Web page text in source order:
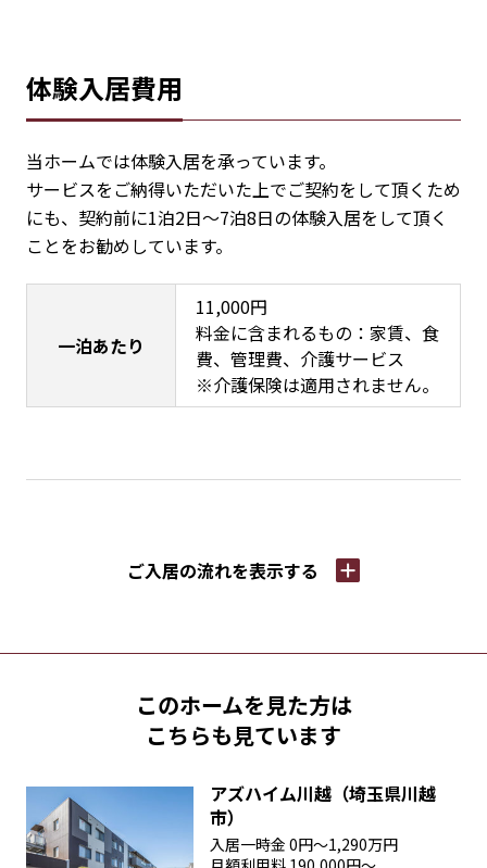
体験入居費用
当ホームでは体験入居を承っています。
サービスをご納得いただいた上でご契約をして頂くため
にも、契約前に1泊2日～7泊8日の体験入居をして頂く
ことをお勧めしています。
一泊あたり
11,000円
料金に含まれるもの：家賃、食
費、管理費、介護サービス
※介護保険は適用されません。
ご入居の流れを表示する
このホームを見た方は
こちらも見ています
アズハイム川越（埼玉県川越
市）
入居一時金 0円〜1,290万円